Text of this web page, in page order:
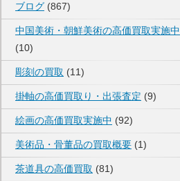
ブログ (867)
中国美術・朝鮮美術の高価買取実施中
(10)
彫刻の買取 (11)
掛軸の高価買取り・出張査定 (9)
絵画の高価買取実施中 (92)
美術品・骨董品の買取概要 (1)
茶道具の高価買取 (81)